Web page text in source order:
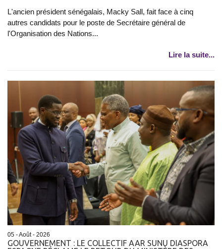
L'ancien président sénégalais, Macky Sall, fait face à cinq
autres candidats pour le poste de Secrétaire général de
l'Organisation des Nations...
Lire la suite...
05 - Août - 2026
GOUVERNEMENT : LE COLLECTIF AAR SUNU DIASPORA